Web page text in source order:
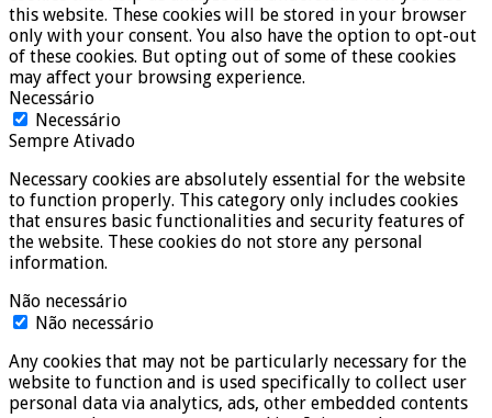
this website. These cookies will be stored in your browser
only with your consent. You also have the option to opt-out
of these cookies. But opting out of some of these cookies
may affect your browsing experience.
Necessário
Necessário
Sempre Ativado
Necessary cookies are absolutely essential for the website
to function properly. This category only includes cookies
that ensures basic functionalities and security features of
the website. These cookies do not store any personal
information.
Não necessário
Não necessário
Any cookies that may not be particularly necessary for the
website to function and is used specifically to collect user
personal data via analytics, ads, other embedded contents